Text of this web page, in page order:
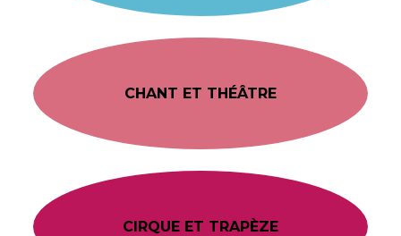
CHANT ET THÉÂTRE
CIRQUE ET TRAPÈZE